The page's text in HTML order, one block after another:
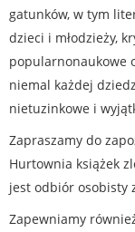
gatunków, w tym
dzieci i młodzieży,
popularnonaukowe
niemal każdej
nietuzinkowe i
Zapraszamy do
Hurtownia książek
jest odbiór osobisty
Zapewniamy